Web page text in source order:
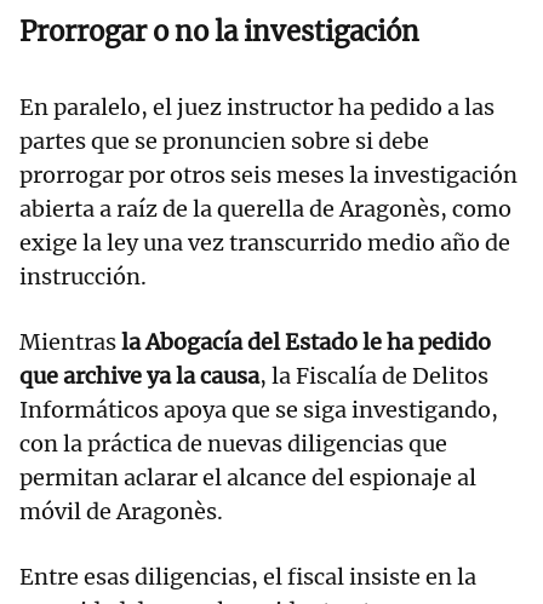
Prorrogar o no la investigación
En paralelo, el juez instructor ha pedido a las
partes que se pronuncien sobre si debe
prorrogar por otros seis meses la investigación
abierta a raíz de la querella de Aragonès, como
exige la ley una vez transcurrido medio año de
instrucción.
Mientrasla Abogacía del Estado le ha pedido
que archive ya la causa, la Fiscalía de Delitos
Informáticos apoya que se siga investigando,
con la práctica de nuevas diligencias que
permitan aclarar el alcance del espionaje al
móvil de Aragonès.
Entre esas diligencias, el fiscal insiste en la